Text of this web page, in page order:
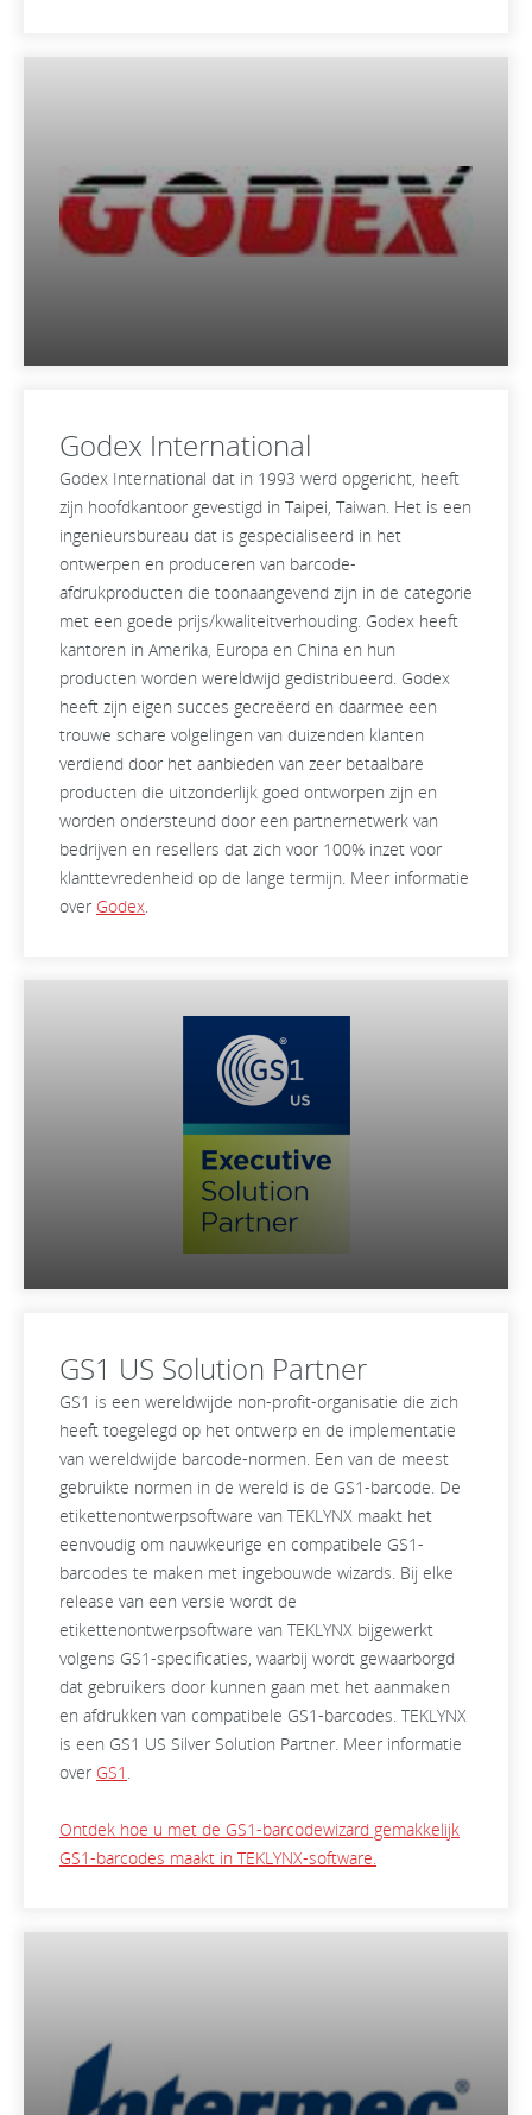
Godex International
Godex International dat in 1993 werd opgericht, heeft
zijn hoofdkantoor gevestigd in Taipei, Taiwan. Het is een
ingenieursbureau dat is gespecialiseerd in het
ontwerpen en produceren van barcode-
afdrukproducten die toonaangevend zijn in de categorie
met een goede prijs/kwaliteitverhouding. Godex heeft
kantoren in Amerika, Europa en China en hun
producten worden wereldwijd gedistribueerd. Godex
heeft zijn eigen succes gecreëerd en daarmee een
trouwe schare volgelingen van duizenden klanten
verdiend door het aanbieden van zeer betaalbare
producten die uitzonderlijk goed ontworpen zijn en
worden ondersteund door een partnernetwerk van
bedrijven en resellers dat zich voor 100% inzet voor
klanttevredenheid op de lange termijn. Meer informatie
over Godex.
GS1 US Solution Partner
GS1 is een wereldwijde non-profit-organisatie die zich
heeft toegelegd op het ontwerp en de implementatie
van wereldwijde barcode-normen. Een van de meest
gebruikte normen in de wereld is de GS1-barcode. De
etikettenontwerpsoftware van TEKLYNX maakt het
eenvoudig om nauwkeurige en compatibele GS1-
barcodes te maken met ingebouwde wizards. Bij elke
release van een versie wordt de
etikettenontwerpsoftware van TEKLYNX bijgewerkt
volgens GS1-specificaties, waarbij wordt gewaarborgd
dat gebruikers door kunnen gaan met het aanmaken
en afdrukken van compatibele GS1-barcodes. TEKLYNX
is een GS1 US Silver Solution Partner. Meer informatie
over GS1 .
Ontdek hoe u met de GS1-barcodewizard gemakkelijk
GS1-barcodes maakt in TEKLYNX-software.